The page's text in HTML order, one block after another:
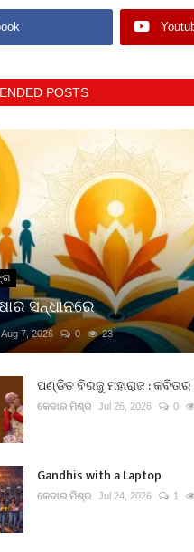
POSTS
ସନ୍ଧାନରେ
Aug 7, 2026 0 23
ପଣ୍ଡିତ ବିରଜୁ ମହାରାଜ :
କେଦାର ମିଶ୍ର Jul 26, 2026 0
Gandhis with a Laptop
କେଦାର ମିଶ୍ର Jul 24, 2026 1